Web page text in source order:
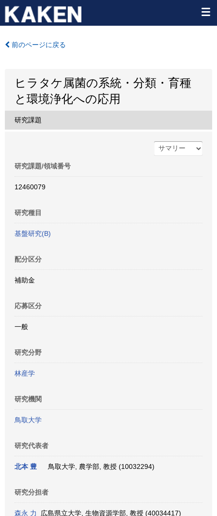
前のページに戻る
ヒラタケ属菌の系統・分類・育種
と環境浄化への応用
研究課題
研究課題/領域番号
12460079
研究種目
基盤研究(B)
配分区分
補助金
応募区分
一般
研究分野
林産学
研究機関
鳥取大学
研究代表者
北本 豊 鳥取大学, 農学部, 教授 (10032294)
研究分担者
森永 力
広島県立大学, 生物資源学部, 教授 (40034417)